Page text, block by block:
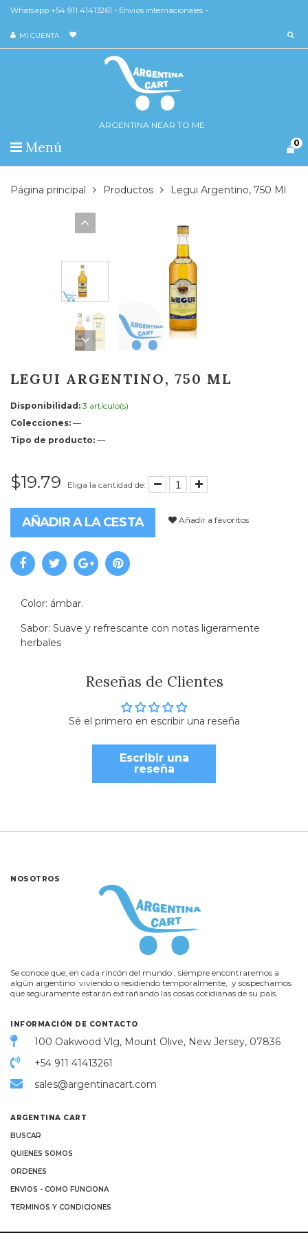
Whatsapp +54 911 41413261 - Envios internacionales -
MI CUENTA
ARGENTINA NEAR TO ME
Menú 0
Página principal Productos Legui Argentino, 750 Ml
LEGUI ARGENTINO, 750 ML
Disponibilidad: 3 artículo(s)
Colecciones: —
Tipo de producto: —
$19.79 Eliga la cantidad de:
AÑADIR A LA CESTA Añadir a favoritos
Color: ámbar.
Sabor: Suave y refrescante con notas ligeramente
herbales
Reseñas de Clientes
Sé el primero en escribir una reseña
Escribir una
reseña
NOSOTROS
Se conoce que, en cada rincón del mundo , siempre encontraremos a
algún argentino viviendo o residiendo temporalmente, y sospechamos
que seguramente estarán extrañando las cosas cotidianas de su país.
INFORMACIÓN DE CONTACTO
100 Oakwood Vlg, Mount Olive, New Jersey, 07836
+54 911 41413261
sales@argentinacart.com
ARGENTINA CART
BUSCAR
QUIENES SOMOS
ORDENES
ENVIOS - COMO FUNCIONA
TERMINOS Y CONDICIONES